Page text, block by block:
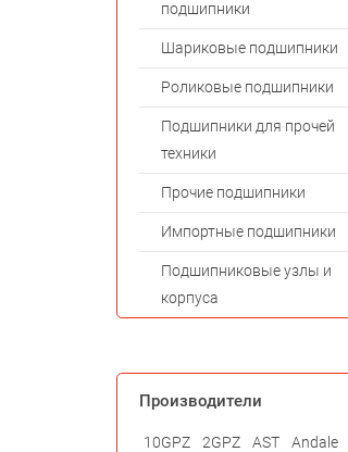
подшипники
Шариковые подшипники
Роликовые подшипники
Подшипники для прочей
техники
Прочие подшипники
Импортные подшипники
Подшипниковые узлы и
корпуса
Производители
10GPZ 2GPZ AST
Andale